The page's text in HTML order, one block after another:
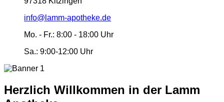
info@lamm-apotheke.de
Mo. - Fr.: 8:00 - 18:00 Uhr
Sa.: 9:00-12:00 Uhr
Herzlich Willkommen in der Lamm